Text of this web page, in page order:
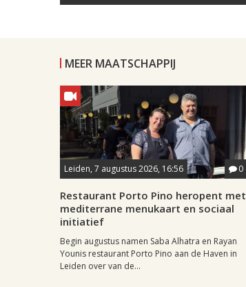
MEER MAATSCHAPPIJ
Leiden, 7 augustus 2026, 16:56 0
Restaurant Porto Pino heropent met
mediterrane menukaart en sociaal
initiatief
Begin augustus namen Saba Alhatra en Rayan
Younis restaurant Porto Pino aan de Haven in
Leiden over van de...